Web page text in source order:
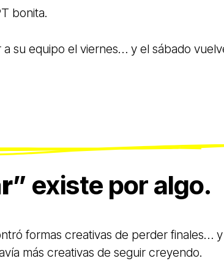
bonita.
su equipo el viernes… y el sábado
” existe por algo.
formas creativas de perder finales… y
más creativas de seguir creyendo.